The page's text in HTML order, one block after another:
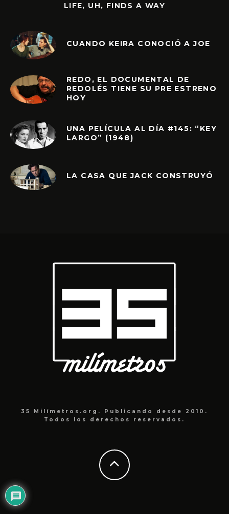
LIFE, UH, FINDS A WAY
CUANDO KEIRA CONOCIÓ A JOE
REDO, EL DOCUMENTAL DE
REDOLÉS TIENE SU PRE ESTRENO
HOY
UNA PELÍCULA AL DÍA #145: “KEY
LARGO” (1948)
LA CASA QUE JACK CONSTRUYÓ
35 Milímetros.org. Publicando desde 2010.
Todos los derechos reservados.